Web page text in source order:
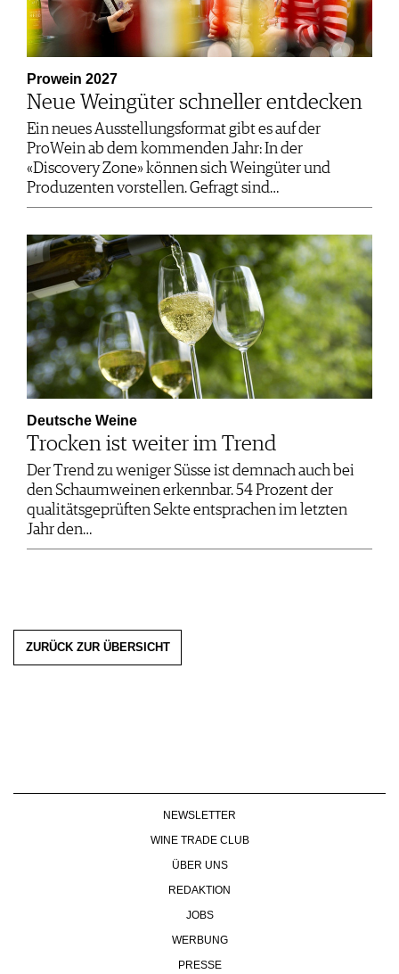
Prowein 2027
Neue Weingüter schneller entdecken
Ein neues Ausstellungsformat gibt es auf der
ProWein ab dem kommenden Jahr: In der
«Discovery Zone» können sich Weingüter und
Produzenten vorstellen. Gefragt sind…
Deutsche Weine
Trocken ist weiter im Trend
Der Trend zu weniger Süsse ist demnach auch bei
den Schaumweinen erkennbar. 54 Prozent der
qualitätsgeprüften Sekte entsprachen im letzten
Jahr den…
ZURÜCK ZUR ÜBERSICHT
NEWSLETTER
WINE TRADE CLUB
ÜBER UNS
REDAKTION
JOBS
WERBUNG
PRESSE